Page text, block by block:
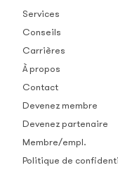
Services
Conseils
Carrières
À propos
Contact
Devenez membre
Devenez partenaire
Membre/empl.
Politique de